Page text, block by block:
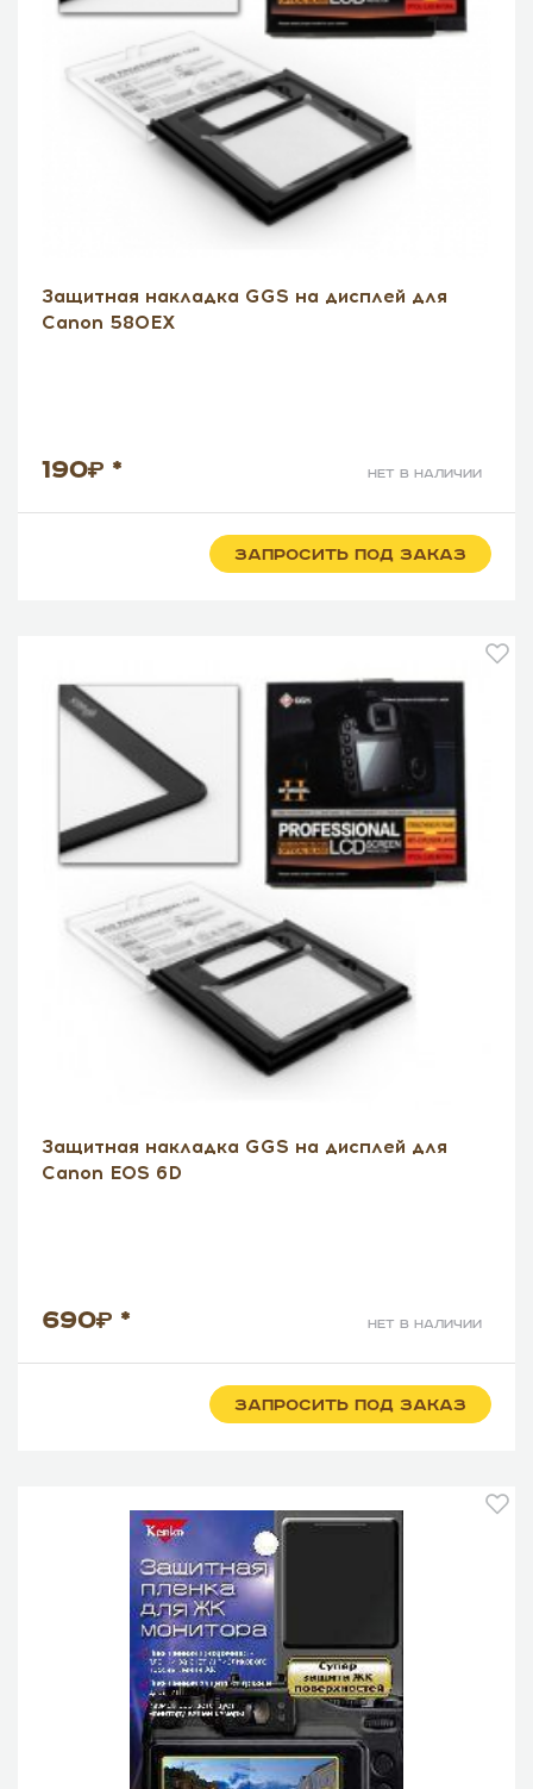
Защитная накладка GGS на дисплей для
Canon 580EX
190 * нет в наличии
ЗАПРОСИТЬ ПОД ЗАКАЗ
Защитная накладка GGS на дисплей для
Canon EOS 6D
690 * нет в наличии
ЗАПРОСИТЬ ПОД ЗАКАЗ